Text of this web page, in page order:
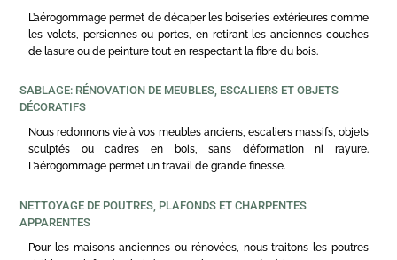
L’aérogommage permet de décaper les boiseries extérieures comme
les volets, persiennes ou portes, en retirant les anciennes couches
de lasure ou de peinture tout en respectant la fibre du bois.
SABLAGE: RÉNOVATION DE MEUBLES, ESCALIERS ET OBJETS
DÉCORATIFS
Nous redonnons vie à vos meubles anciens, escaliers massifs, objets
sculptés ou cadres en bois, sans déformation ni rayure.
L’aérogommage permet un travail de grande finesse.
NETTOYAGE DE POUTRES, PLAFONDS ET CHARPENTES
APPARENTES
Pour les maisons anciennes ou rénovées, nous traitons les poutres